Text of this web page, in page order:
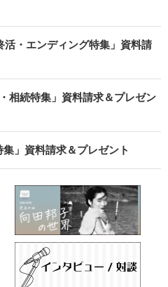
活・エンディング特集」資料請
相続特集」資料請求＆プレゼン
」資料請求＆プレゼント